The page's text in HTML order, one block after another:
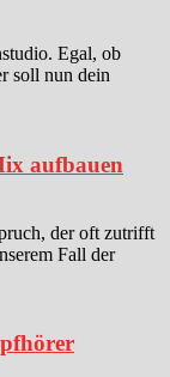
Egal, ob
soll nun dein
aufbauen
der oft zutrifft
Fall der